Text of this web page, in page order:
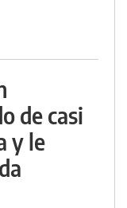
de casi
y le